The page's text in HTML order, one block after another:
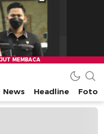
News Headline Foto